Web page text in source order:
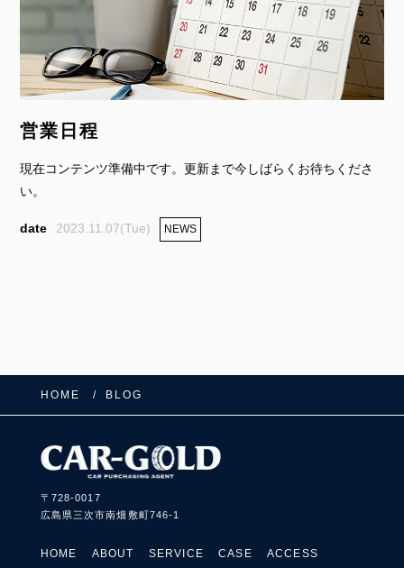
営業日程
現在コンテンツ準備中です。更新まで今しばらくお待ちくださ
い。
2023.11.07(Tue) NEWS
HOME BLOG
〒728-0017
広島県三次市南畑敷町746-1
HOME ABOUT SERVICE CASE ACCESS